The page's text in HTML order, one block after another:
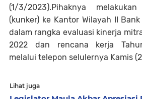
(1/3/2023).Pihaknya
(kunker) ke Kantor Wilayah II
dalam rangka evaluasi kinerja
2022 dan rencana kerja
melalui telepon selulernya Kamis
Lihat juga